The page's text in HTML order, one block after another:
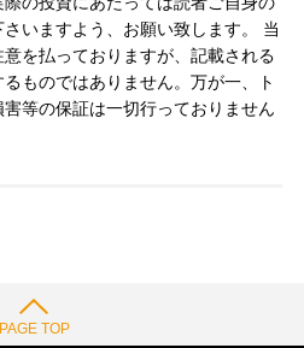
いますよう、お願い致します。 当
を払っておりますが、記載される
ものではありません。万が一、ト
等の保証は一切行っておりません
PAGE TOP